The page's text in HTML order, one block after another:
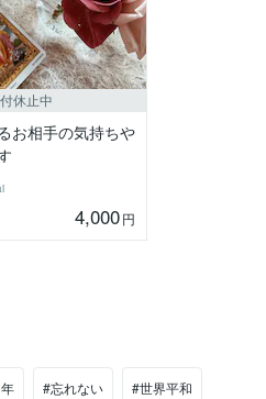
休止中
お相手の気持ちや
4,000円
#忘れない #世界平和